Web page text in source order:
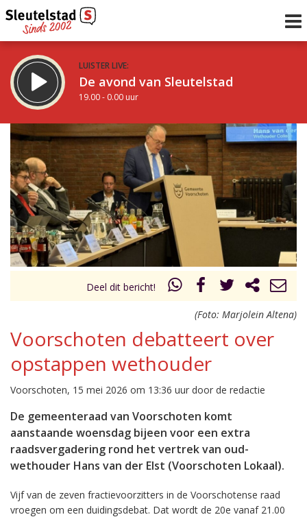
LUISTER LIVE:
De avond van Sleutelstad
19.00 - 0.00 uur
STRAKS:
De nacht van Sleutelstad
0.00 - 6.00 uur
Vorig uur
uur 1 van 0 Volgend uur
Inklappen
Deel dit bericht!
(Foto: Marjolein Altena)
Voorschoten debatteert over
opstappen wethouder
Voorschoten, 15 mei 2026 om 13:36 uur door de redactie
De gemeenteraad van Voorschoten komt
aanstaande woensdag bijeen voor een extra
raadsvergadering rond het vertrek van oud-
wethouder Hans van der Elst (Voorschoten Lokaal).
Vijf van de zeven fractievoorzitters in de Voorschotense raad
vroegen om een duidingsdebat. Dat wordt de 20e vanaf 21.00